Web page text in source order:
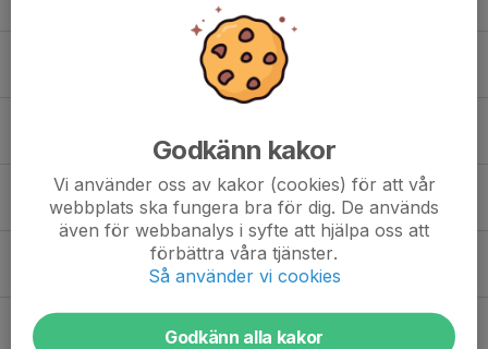
Julia L.
Godkänn kakor
Vi använder oss av kakor (cookies) för att vår
webbplats ska fungera bra för dig. De används
även för webbanalys i syfte att hjälpa oss att
förbättra våra tjänster.
Så använder vi cookies
Godkänn alla kakor